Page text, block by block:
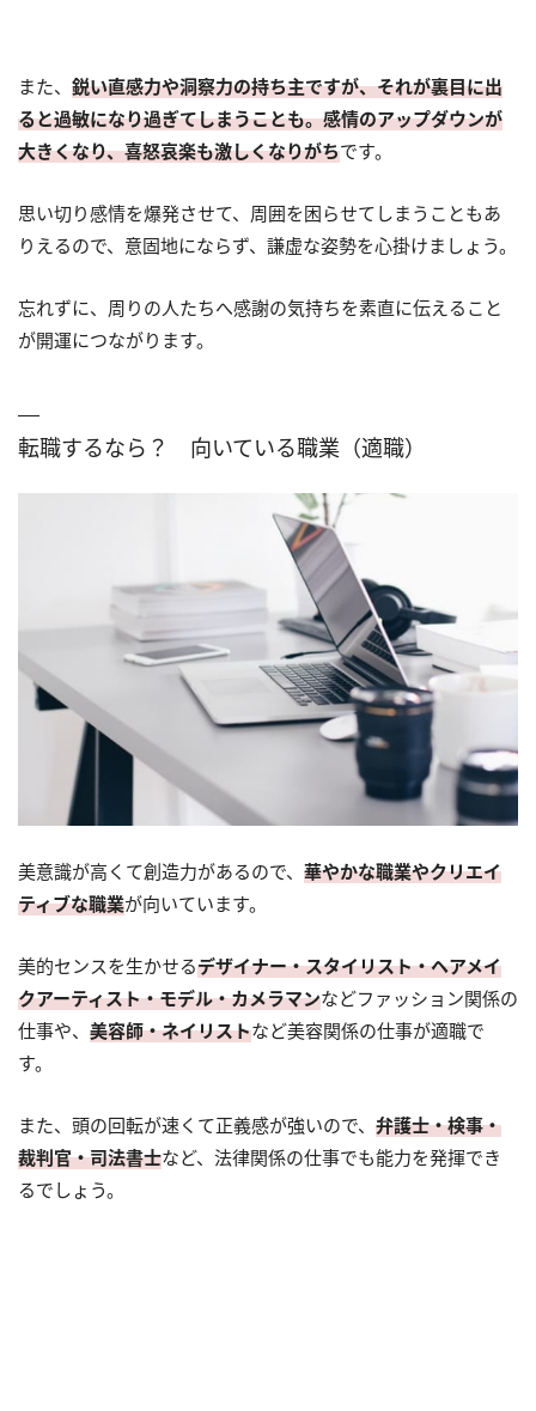
また、 鋭い直感力や洞察力の持ち主ですが、それが裏目に出
ると過敏になり過ぎてしまうことも。感情のアップダウンが
大きくなり、喜怒哀楽も激しくなりがちです。
思い切り感情を爆発させて、周囲を困らせてしまうこともあ
りえるので、意固地にならず、謙虚な姿勢を心掛けましょう。
忘れずに、周りの人たちへ感謝の気持ちを素直に伝えること
が開運につながります。
転職するなら？ 向いている職業（適職）
美意識が高くて創造力があるので、 華やかな職業やクリエイ
ティブな職業が向いています。
美的センスを生かせるデザイナー・スタイリスト・ヘアメイ
クアーティスト・モデル・カメラマンなどファッション関係の
仕事や、 美容師・ネイリストなど美容関係の仕事が適職で
す。
また、頭の回転が速くて正義感が強いので、 弁護士・検事・
裁判官・司法書士など、法律関係の仕事でも能力を発揮でき
るでしょう。